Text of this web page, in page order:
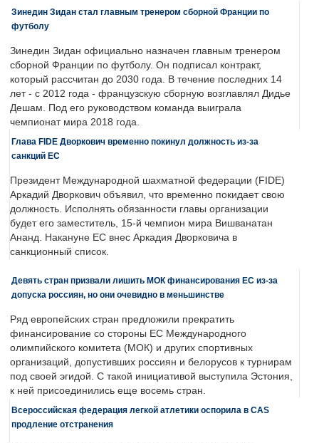
Зинедин Зидан стал главным тренером сборной Франции по
футболу
Зинедин Зидан официально назначен главным тренером
сборной Франции по футболу. Он подписал контракт,
который рассчитан до 2030 года. В течение последних 14
лет - с 2012 года - французскую сборную возглавлял Дидье
Дешам. Под его руководством команда выиграла
чемпионат мира 2018 года.
Глава FIDE Дворкович временно покинул должность из-за
санкций ЕС
Президент Международной шахматной федерации (FIDE)
Аркадий Дворкович объявил, что временно покидает свою
должность. Исполнять обязанности главы организации
будет его заместитель, 15-й чемпион мира Вишванатан
Ананд. Накануне ЕС внес Аркадия Дворковича в
санкционный список.
Девять стран призвали лишить МОК финансирования ЕС из-за
допуска россиян, но они очевидно в меньшинстве
Ряд европейских стран предложили прекратить
финансирование со стороны ЕС Международного
олимпийского комитета (МОК) и других спортивных
организаций, допустивших россиян и белорусов к турнирам
под своей эгидой. С такой инициативой выступила Эстония,
к ней присоединились еще восемь стран.
Всероссийская федерация легкой атлетики оспорила в CAS
продление отстранения